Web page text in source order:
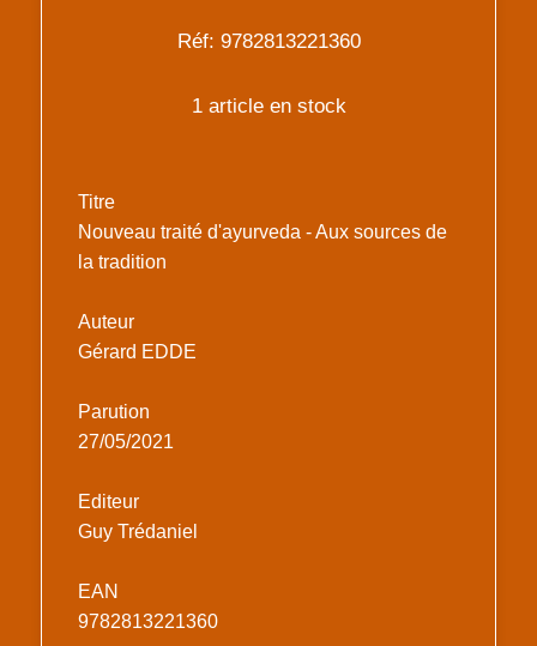
Réf: 9782813221360
1 article en stock
Titre
Nouveau traité d'ayurveda - Aux sources de
la tradition
Auteur
Gérard EDDE
Parution
27/05/2021
Editeur
Guy Trédaniel
EAN
9782813221360